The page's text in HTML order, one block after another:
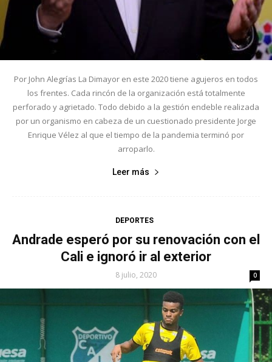
Por John Alegrías La Dimayor en este 2020 tiene agujeros en todos
los frentes. Cada rincón de la organización está totalmente
perforado y agrietado. Todo debido a la gestión endeble realizada
por un organismo en cabeza de un cuestionado presidente Jorge
Enrique Vélez al que el tiempo de la pandemia terminó por
arroparlo.
Leer más
DEPORTES
Andrade esperó por su renovación con el
Cali e ignoró ir al exterior
8 julio, 2020 0